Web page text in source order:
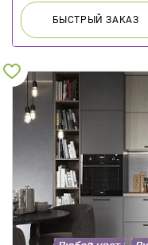
БЫСТРЫЙЗАКАЗ